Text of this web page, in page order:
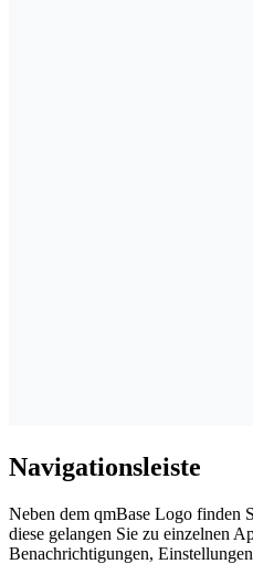
Navigationsleiste
Neben dem qmBase Logo finden
diese gelangen Sie zu einzelnen
Benachrichtigungen,